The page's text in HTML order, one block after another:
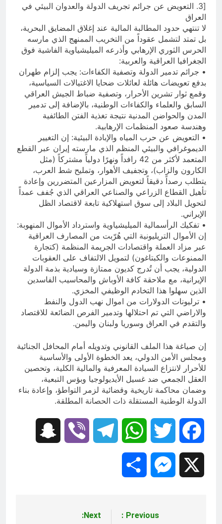
[3. التعويض عن جرائم تجريف الدولة والعدوان البيئي في
العراق
لا تنتهي حدود المطالبة المالية عند إغلاق المضايق البحرية،
بل تمتد لتشمل عقوداً من التخريب الممنهج الذي مارسه
الحرس الثوري الإرهابي وأذرعه الميليشياوية الفاشية فوق
الجغرافيا العراقية والعربية:
• جرائم تدمير الدولة وتصفية الكفاءات: يجب إلزام طهران
بدفع تعويضات هائلة لعائلات ضحايا الاغتيالات السياسية،
وقمع ثوار تشرين الأحرار، وتصفية ضباط الجيش العراقي
السابق والعلماء والكفاءات الوطنية، بالإضافة إلى تدمير
المدن والحواضن المدنية نتيجة تغذية الفتن الطائفية
وهندسة صعود المنظمات الإرهابية.
• التعويض عن حرب المياه والإبادة البيئية: إن التغيير
الديموغرافي والبيئي المنظم الذي مارسته إيران عبر القطع
المتعمد لأكثر من 42 رافداً ونهرًا دولياً مشتركاً (مثل
الكارون والزاب)، وتجفيف الأهوار، وتمليح شط العرب،
يتطلب رصداً دقيقاً لتعويض المزارعين المتضررين وإعادة
تأهيل القطاع الزراعي والصناعي العراقي الذي جُفف عمداً
لتحويل البلاد إلى سوق استهلاكية تابعة لاقتصاد الظل
الإيراني.
• تفكيك الرأسمالية الميليشياوية واسترداد الأموال المنهوبة:
إن الأموال التريليونية التي هُرّبت من المصارف العراقية
عبر مزاد العملة واقتصادات الجريمة المنظمة (كتجارة
الممنوعات والكبتاغون) لتمويل الالتفاف على العقوبات
الدولية، يجب أن تُدرج كديون ممتازة وسيادية بذمة الدولة
الإيرانية، مع ملاحقة كافة الأوباش والمحاسيب الفاسدين
الذين سهلوا هذا التخادم الوظيفي المخزي.
• ترليونات الدولارات من اموال نهب الدول والنفط
والاراضي التي تم احتلالها وتدمير الفرص الضائعة للاقتصاد
والتقدم في العراق وسوريا ولبنان واليمن.
إن صياغة هذا الملف القانوني وتدويله أمام المحافل الجنائية
ومجلس الأمن الدولي، يعد الخطوة الأولى والأساسية
للأحرار لانتزاع السيادة المعرفية والمالية الكلية، وتحصين
العقل الجمعي ضد غسيل الأيديولوجيا وبؤس التبعية،
وضمان محاكمة تاريخية وقضائية لزمر التواطؤ، وإعادة بناء
الدولة الوطنية المستقلة ذات الحصانة المطلقة.
Facebook
Twitter
WhatsApp
Telegram
Viber
Messenger
Previous:
Next: